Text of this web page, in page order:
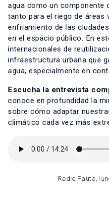
agua como un componente
tanto para el riego de áreas
enfriamiento de las
en el espacio público. En
internacionales de
infraestructura urbana que
agua, especialmente en
Escucha la entrevista
conoce en profundidad la
sobre cómo adaptar
climático cada vez más
Radio Pauta,